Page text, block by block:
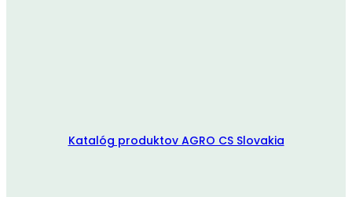
Katalóg produktov AGRO CS Slovakia